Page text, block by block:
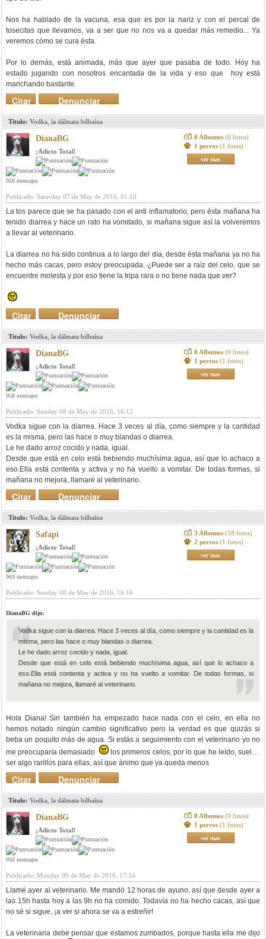
Nos ha hablado de la vacuna, esa que es por la nariz y con el percal de
tosecitas que llevamos, va a ser que no nos va a quedar más remedio... Ya
veremos cómo se cura ésta.
Por lo demás, está animada, más que ayer que pasaba de todo. Hoy ha
estado jugando con nosotros encantada de la vida y eso que hoy está
manchando bastante.
Denunciar
mensaje
Citar
Titulo: Vodka, la dálmata bilbaína
DianaBG
¡Adicto Total!
958 mensajes
0 Albumes (0 fotos)
1 perros (1 fotos)
ver mas
Publicado: Saturday 07 de May de 2016, 01:10
La tos parece que se ha pasado con el anti inflamatorio, pero ésta mañana ha
tenido diarrea y hace un rato ha vomitado, si mañana sigue así la volveremos
a llevar al veterinario.
La diarrea no ha sido continua a lo largo del día, desde ésta mañana ya no ha
hecho más cacas, pero estoy preocupada. ¿Puede ser a raíz del celo, que se
encuentre molesta y por eso tiene la tripa rara o no tiene nada que ver?
Denunciar
mensaje
Citar
Titulo: Vodka, la dálmata bilbaína
DianaBG
¡Adicto Total!
958 mensajes
0 Albumes (0 fotos)
1 perros (1 fotos)
ver mas
Publicado: Sunday 08 de May de 2016, 16:12
Vodka sigue con la diarrea. Hace 3 veces al día, como siempre y la cantidad
es la misma, pero las hace o muy blandas o diarrea.
Le he dado arroz cocido y nada, igual.
Desde que está en celo está bebiendo muchísima agua, así que lo achaco a
eso.Ella está contenta y activa y no ha vuelto a vomitar. De todas formas, si
mañana no mejora, llamaré al veterinario.
Denunciar
mensaje
Citar
Titulo: Vodka, la dálmata bilbaína
Safapi
¡Adicto Total!
969 mensajes
3 Albumes (18 fotos)
2 perros (1 fotos)
ver mas
Publicado: Sunday 08 de May de 2016, 16:16
DianaBG dijo:
Vodka sigue con la diarrea. Hace 3 veces al día, como siempre y la cantidad es la
misma, pero las hace o muy blandas o diarrea.
Le he dado arroz cocido y nada, igual.
Desde que está en celo está bebiendo muchísima agua, así que lo achaco a
eso.Ella está contenta y activa y no ha vuelto a vomitar. De todas formas, si
mañana no mejora, llamaré al veterinario.
Hola Diana! Siri también ha empezado hace nada con el celo, en ella no
hemos notado ningún cambio significativo pero la verdad es que quizás si
beba un poquito más de agua. Si estás a seguimiento con el veterinario yo no
me preocuparía demasiado
los primeros celos, por lo que he leído, suelen
ser algo rarillos para ellas, así que ánimo que ya queda menos
Denunciar
mensaje
Citar
Titulo: Vodka, la dálmata bilbaína
DianaBG
¡Adicto Total!
958 mensajes
0 Albumes (0 fotos)
1 perros (1 fotos)
ver mas
Publicado: Monday 09 de May de 2016, 17:34
Llamé ayer al veterinario. Me mandó 12 horas de ayuno, así que desde ayer a
las 15h hasta hoy a las 9h no ha comido. Todavía no ha hecho cacas, así que
no sé si sigue, ¡a ver si ahora se va a estreñir!
La veterinaria debe pensar que estamos zumbados, porque hasta ella me dijo